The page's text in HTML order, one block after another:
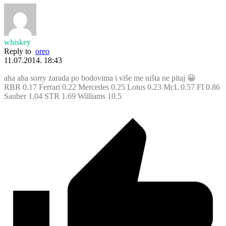
whiskey
Reply to oreo
11.07.2014. 18:43
aha aha sorry zarada po bodovima i više me ništa ne pitaj 😀
RBR 0.17 Ferrari 0.22 Mercedes 0.25 Lotus 0.23 McL 0.57 FI 0.86
Sauber 1.04 STR 1.69 Williams 10.5